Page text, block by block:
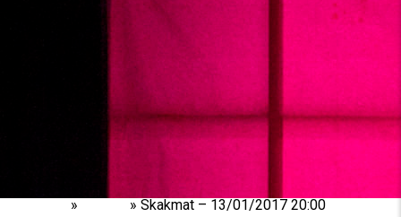
» » Skakmat – 13/01/2017 20:00